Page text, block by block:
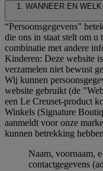
1. WANNEER EN
“Persoonsgegevens”
die ons in staat stelt om
combinatie met andere
Kinderen: Deze website
verzamelen niet bewust
Wij kunnen
website gebruikt (de
een Le Creuset-product
Winkels (Signature
aanmeldt voor onze
kunnen betrekking
Naam, voornaam,
contactgegevens